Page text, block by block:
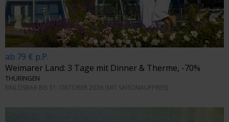
ab 79 € p.P.
Weimarer Land: 3 Tage mit Dinner & Therme, -70%
THÜRINGEN
EINLÖSBAR BIS 31. OKTOBER 2026 (MIT SAISONAUFPREIS)